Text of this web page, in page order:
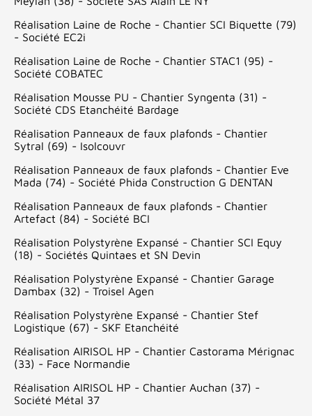
Réalisation Laine de Roche - Chantier SCI Biquette (79)
- Société EC2i
Réalisation Laine de Roche - Chantier STAC1 (95) -
Société COBATEC
Réalisation Mousse PU - Chantier Syngenta (31) -
Société CDS Etanchéité Bardage
Réalisation Panneaux de faux plafonds - Chantier
Sytral (69) - Isolcouvr
Réalisation Panneaux de faux plafonds - Chantier Eve
Mada (74) - Société Phida Construction G DENTAN
Réalisation Panneaux de faux plafonds - Chantier
Artefact (84) - Société BCI
Réalisation Polystyrène Expansé - Chantier SCI Equy
(18) - Sociétés Quintaes et SN Devin
Réalisation Polystyrène Expansé - Chantier Garage
Dambax (32) - Troisel Agen
Réalisation Polystyrène Expansé - Chantier Stef
Logistique (67) - SKF Etanchéité
Réalisation AIRISOL HP - Chantier Castorama Mérignac
(33) - Face Normandie
Réalisation AIRISOL HP - Chantier Auchan (37) -
Société Métal 37